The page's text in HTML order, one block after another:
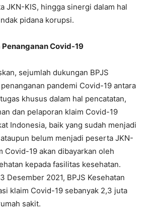
JKN-KIS, hingga sinergi dalam hal
pidana korupsi.
Covid-19
sejumlah dukungan BPJS
pandemi Covid-19 antara
khusus dalam hal pencatatan,
dan pelaporan klaim Covid-19
Indonesia, baik yang sudah menjadi
belum menjadi peserta JKN-
Covid-19 akan dibayarkan oleh
kepada fasilitas kesehatan.
Desember 2021, BPJS Kesehatan
klaim Covid-19 sebanyak 2,3 juta
sakit.